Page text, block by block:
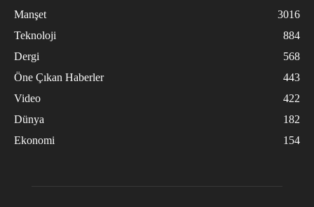
Manşet
3016
Teknoloji
884
Dergi
568
Öne Çıkan Haberler
443
Video
422
Dünya
182
Ekonomi
154